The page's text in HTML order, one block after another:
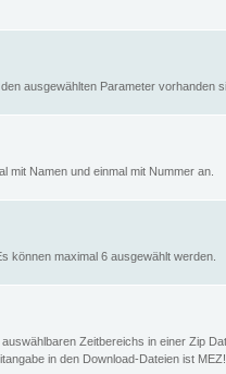
ausgewählten Parameter vorhanden
mit Namen und einmal mit Nummer an.
können maximal 6 ausgewählt werden.
Zeitbereichs in einer Zip
in den Download-Dateien ist MEZ!